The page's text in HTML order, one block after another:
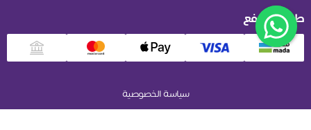
طريقة الدفع
سياسة الخصوصية